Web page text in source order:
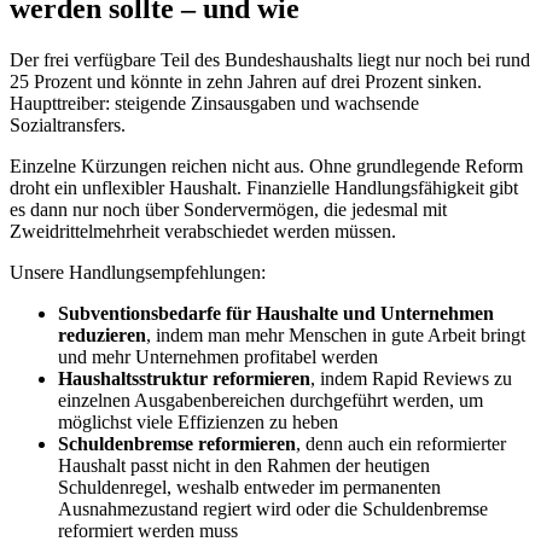
werden sollte – und wie
Der frei verfügbare Teil des Bundeshaushalts liegt nur noch bei rund
25 Prozent und könnte in zehn Jahren auf drei Prozent sinken.
Haupttreiber: steigende Zinsausgaben und wachsende
Sozialtransfers.
Einzelne Kürzungen reichen nicht aus. Ohne grundlegende Reform
droht ein unflexibler Haushalt. Finanzielle Handlungsfähigkeit gibt
es dann nur noch über Sondervermögen, die jedesmal mit
Zweidrittelmehrheit verabschiedet werden müssen.
Unsere Handlungsempfehlungen:
Subventionsbedarfe für Haushalte und Unternehmen
reduzieren, indem man mehr Menschen in gute Arbeit bringt
und mehr Unternehmen profitabel werden
Haushaltsstruktur reformieren, indem Rapid Reviews zu
einzelnen Ausgabenbereichen durchgeführt werden, um
möglichst viele Effizienzen zu heben
Schuldenbremse reformieren, denn auch ein reformierter
Haushalt passt nicht in den Rahmen der heutigen
Schuldenregel, weshalb entweder im permanenten
Ausnahmezustand regiert wird oder die Schuldenbremse
reformiert werden muss